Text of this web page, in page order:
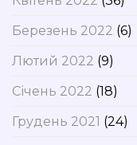
Березень 2022 (6)
Лютий 2022 (9)
Січень 2022 (18)
Грудень 2021 (24)